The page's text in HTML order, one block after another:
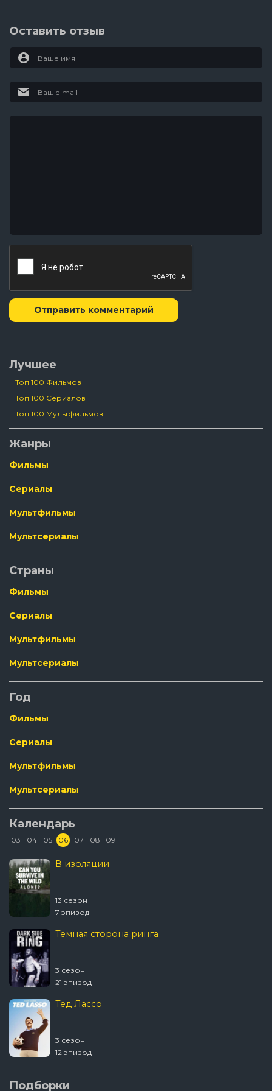
Оставить отзыв
Отправить комментарий
Лучшее
Топ 100 Фильмов
Топ 100 Сериалов
Топ 100 Мультфильмов
Жанры
Фильмы
Сериалы
Мультфильмы
Мультсериалы
Страны
Фильмы
Сериалы
Мультфильмы
Мультсериалы
Год
Фильмы
Сериалы
Мультфильмы
Мультсериалы
Календарь
03 04 05 06 07 08 09
В изоляции
13 сезон
7 эпизод
Темная сторона ринга
3 сезон
21 эпизод
Тед Лассо
3 сезон
12 эпизод
Ковчег
Подборки